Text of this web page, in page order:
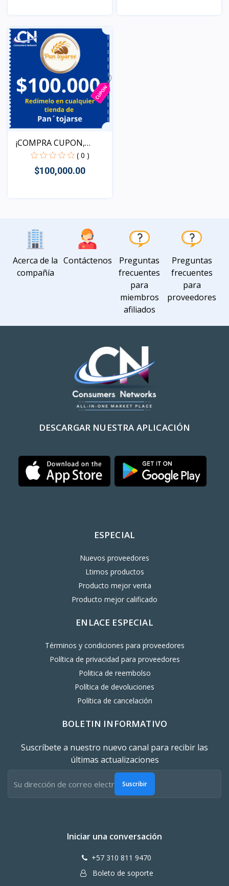
Vista
¡COMPRA CUPON,
REDIME T...
( 0 )
$100,000.00
Acerca de la
compañía
Contáctenos
Preguntas
frecuentes
para
miembros
afiliados
Preguntas
frecuentes
para
proveedores
DESCARGAR NUESTRA APLICACIÓN
ESPECIAL
Nuevos proveedores
Ltimos productos
Producto mejor venta
Producto mejor calificado
ENLACE ESPECIAL
Términos y condiciones para proveedores
Política de privacidad para proveedores
Politica de reembolso
Política de devoluciones
Política de cancelación
BOLETIN INFORMATIVO
Suscríbete a nuestro nuevo canal para recibir las
últimas actualizaciones
Suscribir
Iniciar una conversación
+57 310 811 9470
Boleto de soporte